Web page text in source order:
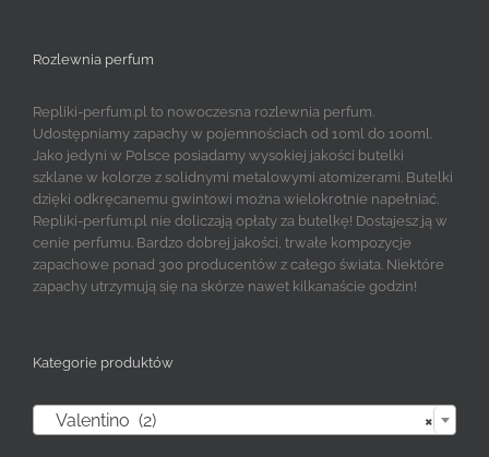
Rozlewnia perfum
Repliki-perfum.pl to nowoczesna rozlewnia perfum.
Udostępniamy zapachy w pojemnościach od 10ml do 100ml.
Jako jedyni w Polsce posiadamy wysokiej jakości butelki
szklane w kolorze z solidnymi metalowymi atomizerami. Butelki
dzięki odkręcanemu gwintowi można wielokrotnie napełniać.
Repliki-perfum.pl nie doliczają opłaty za butelkę! Dostajesz ją w
cenie perfumu. Bardzo dobrej jakości, trwałe kompozycje
zapachowe ponad 300 producentów z całego świata. Niektóre
zapachy utrzymują się na skórze nawet kilkanaście godzin!
Kategorie produktów
×
Valentino (2)